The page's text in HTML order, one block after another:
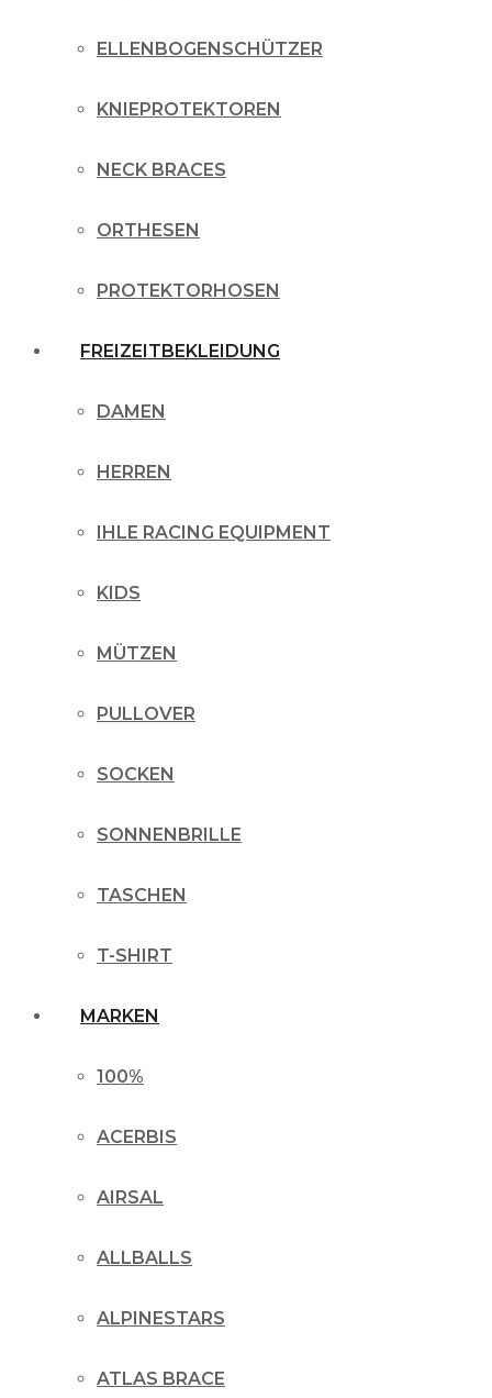
ELLENBOGENSCHÜTZER
KNIEPROTEKTOREN
NECK BRACES
ORTHESEN
PROTEKTORHOSEN
FREIZEITBEKLEIDUNG
DAMEN
HERREN
IHLE RACING EQUIPMENT
KIDS
MÜTZEN
PULLOVER
SOCKEN
SONNENBRILLE
TASCHEN
T-SHIRT
MARKEN
100%
ACERBIS
AIRSAL
ALLBALLS
ALPINESTARS
ATLAS BRACE